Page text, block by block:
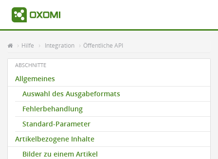
Hilfe Integration Öffentliche API
ABSCHNITTE
Allgemeines
Auswahl des Ausgabeformats
Fehlerbehandlung
Standard-Parameter
Artikelbezogene Inhalte
Bilder zu einem Artikel